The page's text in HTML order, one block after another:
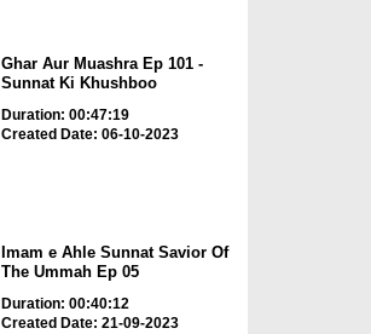
Ghar Aur Muashra Ep 101 -
Sunnat Ki Khushboo
Duration: 00:47:19
Created Date: 06-10-2023
Imam e Ahle Sunnat Savior Of
The Ummah Ep 05
Duration: 00:40:12
Created Date: 21-09-2023